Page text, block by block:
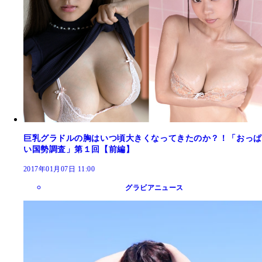
巨乳グラドルの胸はいつ頃大きくなってきたのか？！「おっぱ
い国勢調査」第１回【前編】
2017年01月07日 11:00
グラビアニュース